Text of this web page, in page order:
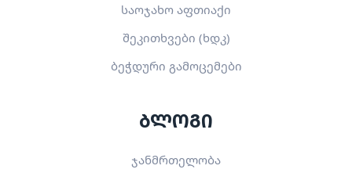
საოჯახო აფთიაქი
შეკითხვები (ხდკ)
ბეჭდური გამოცემები
ბლოგი
ჯანმრთელობა